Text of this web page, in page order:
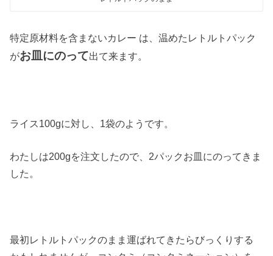
特定原材料を含まないカレー は、温めたレトルトパック
がお皿にのって出て来ます。
ライス100gに対し、1袋のようです。
わたしは200gを注文したので、2パックお皿にのってきま
した。
最初レトルトパックのまま運ばれてきたらびっくりする